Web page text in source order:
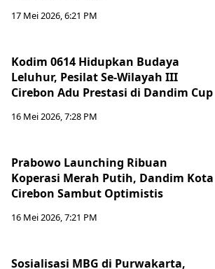
17 Mei 2026, 6:21 PM
Kodim 0614 Hidupkan Budaya
Leluhur, Pesilat Se-Wilayah III
Cirebon Adu Prestasi di Dandim Cup
16 Mei 2026, 7:28 PM
Prabowo Launching Ribuan
Koperasi Merah Putih, Dandim Kota
Cirebon Sambut Optimistis
16 Mei 2026, 7:21 PM
Sosialisasi MBG di Purwakarta,